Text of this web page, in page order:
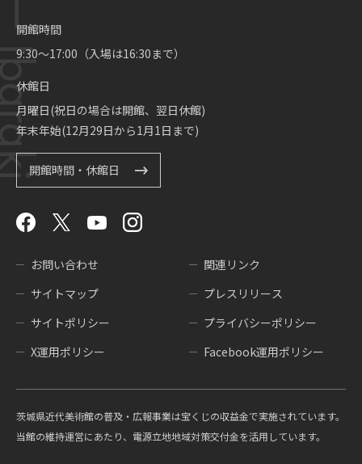
開館時間
9:30～17:00（入場は16:30まで）
休館日
月曜日(祝日の場合は開館、翌日休館)
年末年始(12月29日から1月1日まで)
開館時間・休館日
お問い合わせ
関連リンク
サイトマップ
プレスリリース
サイトポリシー
プライバシーポリシー
X運用ポリシー
Facebook運用ポリシー
茨城県近代美術館の普及・広報事業は宝くじの収益金で実施されています。
当館の維持運営にあたり、電源立地地域対策交付金を活用しています。